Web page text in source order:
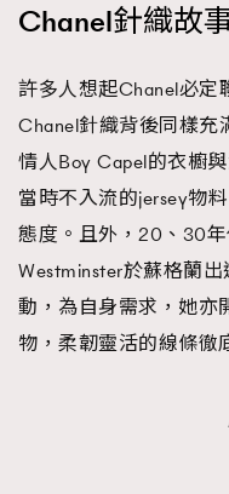
Chanel針織故
許多人想起Chanel必定
Chanel針織背後同樣充
情人Boy Capel的衣櫥
當時不入流的jersey物
態度。且外，20、30
Westminster於蘇格蘭
動，為自身需求，她亦
物，柔韌靈活的線條徹